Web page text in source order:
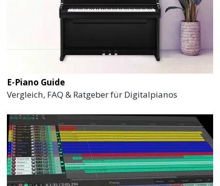
E-Piano Guide
Vergleich, FAQ & Ratgeber für Digitalpianos